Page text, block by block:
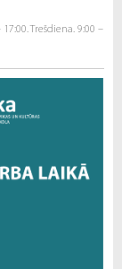
Trešdiena. 9:00 –